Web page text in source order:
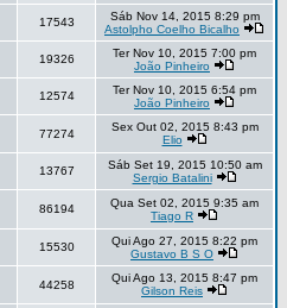
17543
Sáb Nov 14, 2015 8:29 pm
Astolpho Coelho Bicalho
19326
Ter Nov 10, 2015 7:00 pm
João Pinheiro
12574
Ter Nov 10, 2015 6:54 pm
João Pinheiro
77274
Sex Out 02, 2015 8:43 pm
Elio
13767
Sáb Set 19, 2015 10:50 am
Sergio Batalini
86194
Qua Set 02, 2015 9:35 am
Tiago R
15530
Qui Ago 27, 2015 8:22 pm
Gustavo B S O
44258
Qui Ago 13, 2015 8:47 pm
Gilson Reis